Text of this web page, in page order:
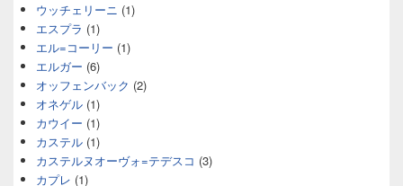
ウッチェリーニ (1)
エスプラ (1)
エル=コーリー (1)
エルガー (6)
オッフェンバック (2)
オネゲル (1)
カウイー (1)
カステル (1)
カステルヌオーヴォ=テデスコ (3)
カプレ (1)